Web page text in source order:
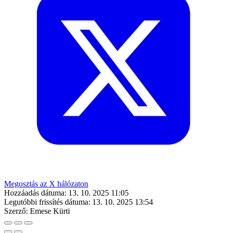
Megosztás az X hálózaton
Hozzáadás dátuma: 13. 10. 2025 11:05
Legutóbbi frissítés dátuma: 13. 10. 2025 13:54
Szerző: Emese Kürti